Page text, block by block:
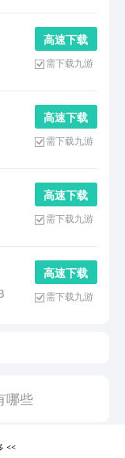
高 速 下 载
需下载九游
高 速 下 载
需下载九游
高 速 下 载
需下载九游
高 速 下 载
需下载九游
哪些
<<